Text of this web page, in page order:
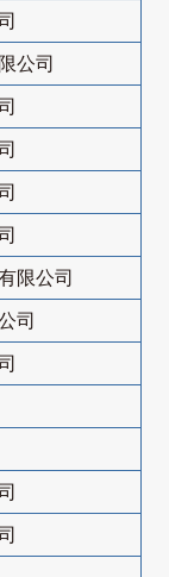
公司
限公司
司